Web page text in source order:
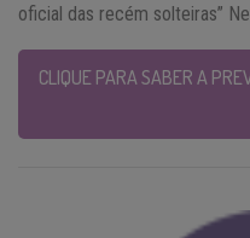
oficial das recém solteiras”
CLIQUE PARA SABER A